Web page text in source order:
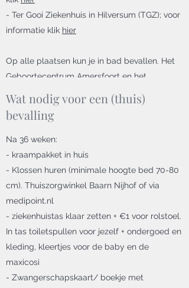
- Ter Gooi Ziekenhuis in Hilversum (TGZ); voor
informatie klik hier
Op alle plaatsen kun je in bad bevallen. Het
Geboortecentrum Amersfoort en het
mogelijkheid tot lachgas.
Thuis kan je ook in bad bevallen. Laat het ons
weten als dit je wens is, dan bespreken we de
opties.
Wat nodig voor een (thuis)
bevalling
Na 36 weken:
- kraampakket in huis
- Klossen huren (minimale hoogte bed 70-80
cm). Thuiszorgwinkel Baarn Nijhof of via
medipoint.nl
- ziekenhuistas klaar zetten + €1 voor rolstoel.
In tas toiletspullen voor jezelf + ondergoed en
kleding, kleertjes voor de baby en de
maxicosi
- Zwangerschapskaart/ boekje met